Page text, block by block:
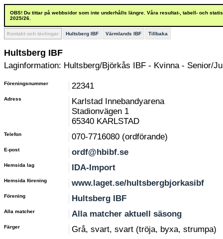
OBS! Du tittar på webbsidor som inte underhålls längre. Våra resultat-, tabell- och
2025/26.
Kontakt och tävlingar Hultsberg IBF Värmlands IBF Tillbaka
Hultsberg IBF
Laginformation: Hultsberg/Björkås IBF - Kvinna - Senior/
Föreningsnummer 22341
Adress
Karlstad Innebandyarena
Stadionvägen 1
65340 KARLSTAD
Telefon 070-7716080 (ordförande)
E-post ordf@hbibf.se
Hemsida lag IDA-Import
Hemsida förening www.laget.se/hultsbergbjorkasibf
Förening Hultsberg IBF
Alla matcher Alla matcher aktuell säsong
Färger Grå, svart, svart (tröja, byxa, strumpa)